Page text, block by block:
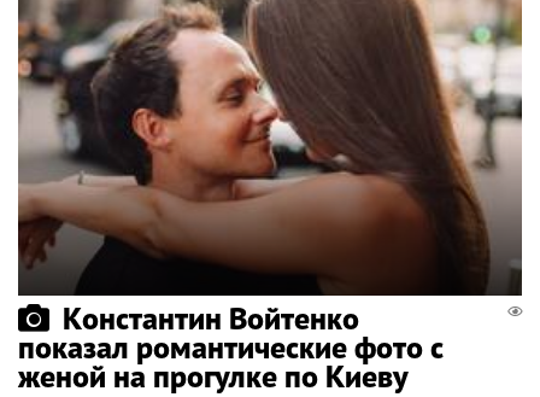
Константин Войтенко
показал романтические фото с
женой на прогулке по Киеву